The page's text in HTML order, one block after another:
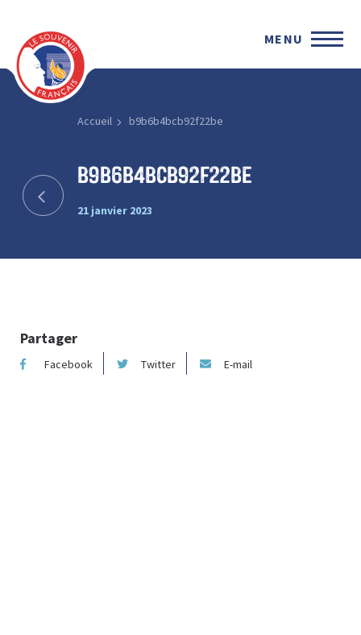
MENU
Accueil b9b6b4bcb92f22be
b9b6b4bcb92f22be
21 janvier 2023
Partager
Facebook Twitter E-mail